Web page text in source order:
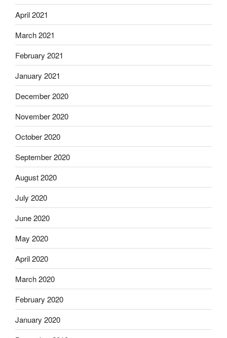
April 2021
March 2021
February 2021
January 2021
December 2020
November 2020
October 2020
September 2020
August 2020
July 2020
June 2020
May 2020
April 2020
March 2020
February 2020
January 2020